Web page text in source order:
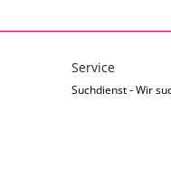
Service
Suchdienst - Wir